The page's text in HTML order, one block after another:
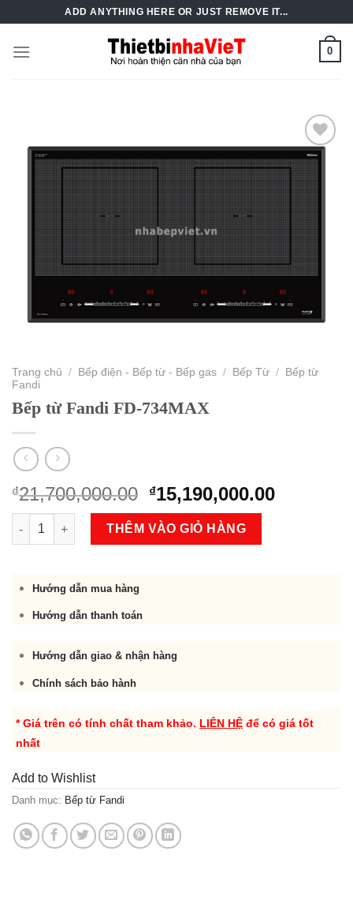
content
ADD ANYTHING HERE OR JUST REMOVE IT...
0
Add to
Wishlist
Trang chủ / Bếp điện - Bếp từ - Bếp gas / Bếp Từ / Bếp từ
Fandi
Bếp từ Fandi FD-734MAX
₫21,700,000.00 Original
price
was:
₫21,700,000.00.
₫15,190,000.00Current
Bếp từ Fandi FD-734MAX số lượng
THÊM VÀO GIỎ HÀNG
Hướng dẫn mua hàng
Hướng dẫn thanh toán
Hướng dẫn giao & nhận hàng
Chính sách bảo hành
* Giá trên có tính chất tham khảo. LIÊN HỆ để có giá tốt
nhất
Add to Wishlist
Danh mục: Bếp từ Fandi